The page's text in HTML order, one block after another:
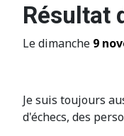
Résultat
Le dimanche 9
Je suis toujours
d'échecs, des